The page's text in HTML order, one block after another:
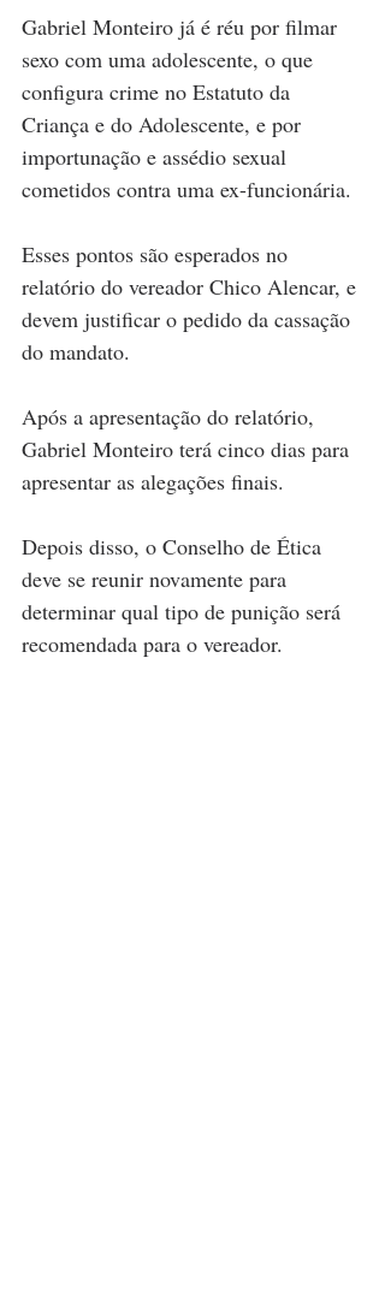
Gabriel Monteiro já é réu por filmar
sexo com uma adolescente, o que
configura crime no Estatuto da
Criança e do Adolescente, e por
importunação e assédio sexual
cometidos contra uma ex-funcionária.
Esses pontos são esperados no
relatório do vereador Chico Alencar, e
devem justificar o pedido da cassação
do mandato.
Após a apresentação do relatório,
Gabriel Monteiro terá cinco dias para
apresentar as alegações finais.
Depois disso, o Conselho de Ética
deve se reunir novamente para
determinar qual tipo de punição será
recomendada para o vereador.